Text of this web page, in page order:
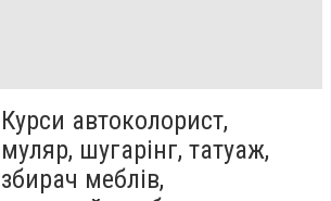
Курси автоколорист,
муляр, шугарінг, татуаж,
збирач меблів,